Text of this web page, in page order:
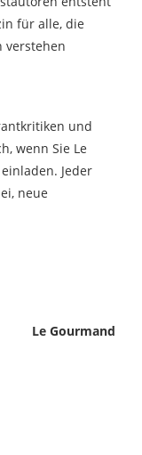
für alle, die
verstehen
und
wenn Sie Le
Jeder
neue
Le Gourmand